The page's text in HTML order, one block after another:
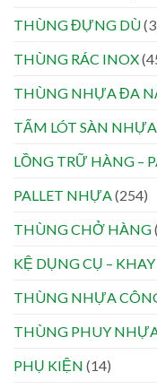
THÙNG ĐỰNG DÙ
THÙNG RÁC INOX
THÙNG NHỰA ĐA
TẤM LÓT SÀN NHỰA
LỒNG TRỮ HÀNG –
PALLET NHỰA (254)
THÙNG CHỞ HÀNG
KỆ DỤNG CỤ –
THÙNG NHỰA
THÙNG PHUY
PHỤ KIỆN (14)